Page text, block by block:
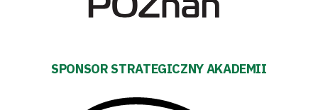
SPONSOR STRATEGICZNY AKADEMII